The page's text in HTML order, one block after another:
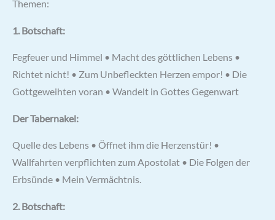
Themen:
1. Botschaft:
Fegfeuer und Himmel • Macht des göttlichen Lebens •
Richtet nicht! • Zum Unbefleckten Herzen empor! • Die
Gottgeweihten voran • Wandelt in Gottes Gegenwart
Der Tabernakel:
Quelle des Lebens • Öffnet ihm die Herzenstür! •
Wallfahrten verpflichten zum Apostolat • Die Folgen der
Erbsünde • Mein Vermächtnis.
2. Botschaft: